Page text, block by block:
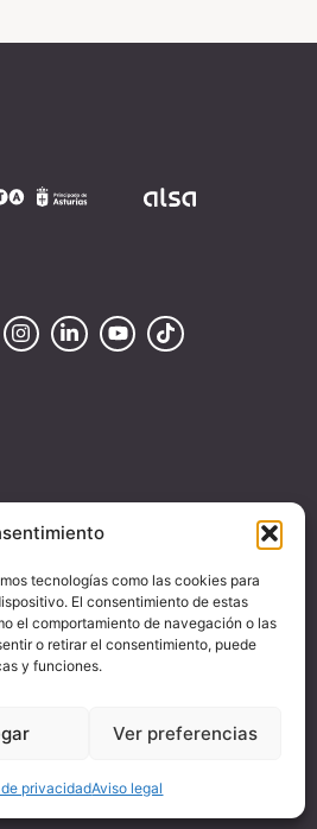
tecnologías como las cookies para
El consentimiento de estas
el comportamiento de navegación o las
o retirar el consentimiento, puede
y funciones.
Ver preferencias
privacidadAviso legal